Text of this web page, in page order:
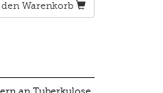
Warenkorb